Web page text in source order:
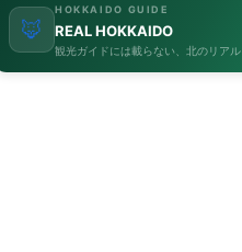
🦊
HOKKAIDO GUIDE
REAL HOKKAIDO
観光ガイドには載らない、北のリアル